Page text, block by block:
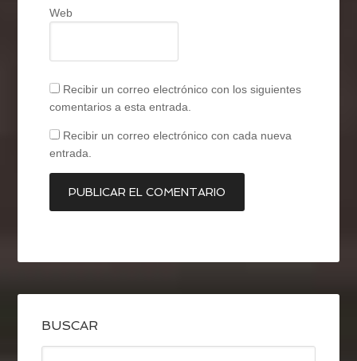
Web
Recibir un correo electrónico con los siguientes
comentarios a esta entrada.
Recibir un correo electrónico con cada nueva
entrada.
BUSCAR